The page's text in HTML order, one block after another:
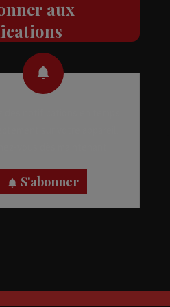
aux
vous dès maintenant.